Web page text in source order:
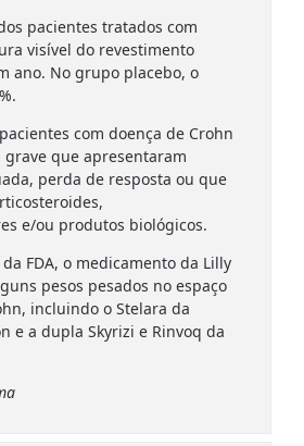
pacientes tratados com
visível do revestimento
ano. No grupo placebo, o
com doença de Crohn
que apresentaram
perda de resposta ou que
e/ou produtos biológicos.
FDA, o medicamento da Lilly
pesos pesados ​​no espaço
incluindo o Stelara da
e a dupla Skyrizi e Rinvoq da